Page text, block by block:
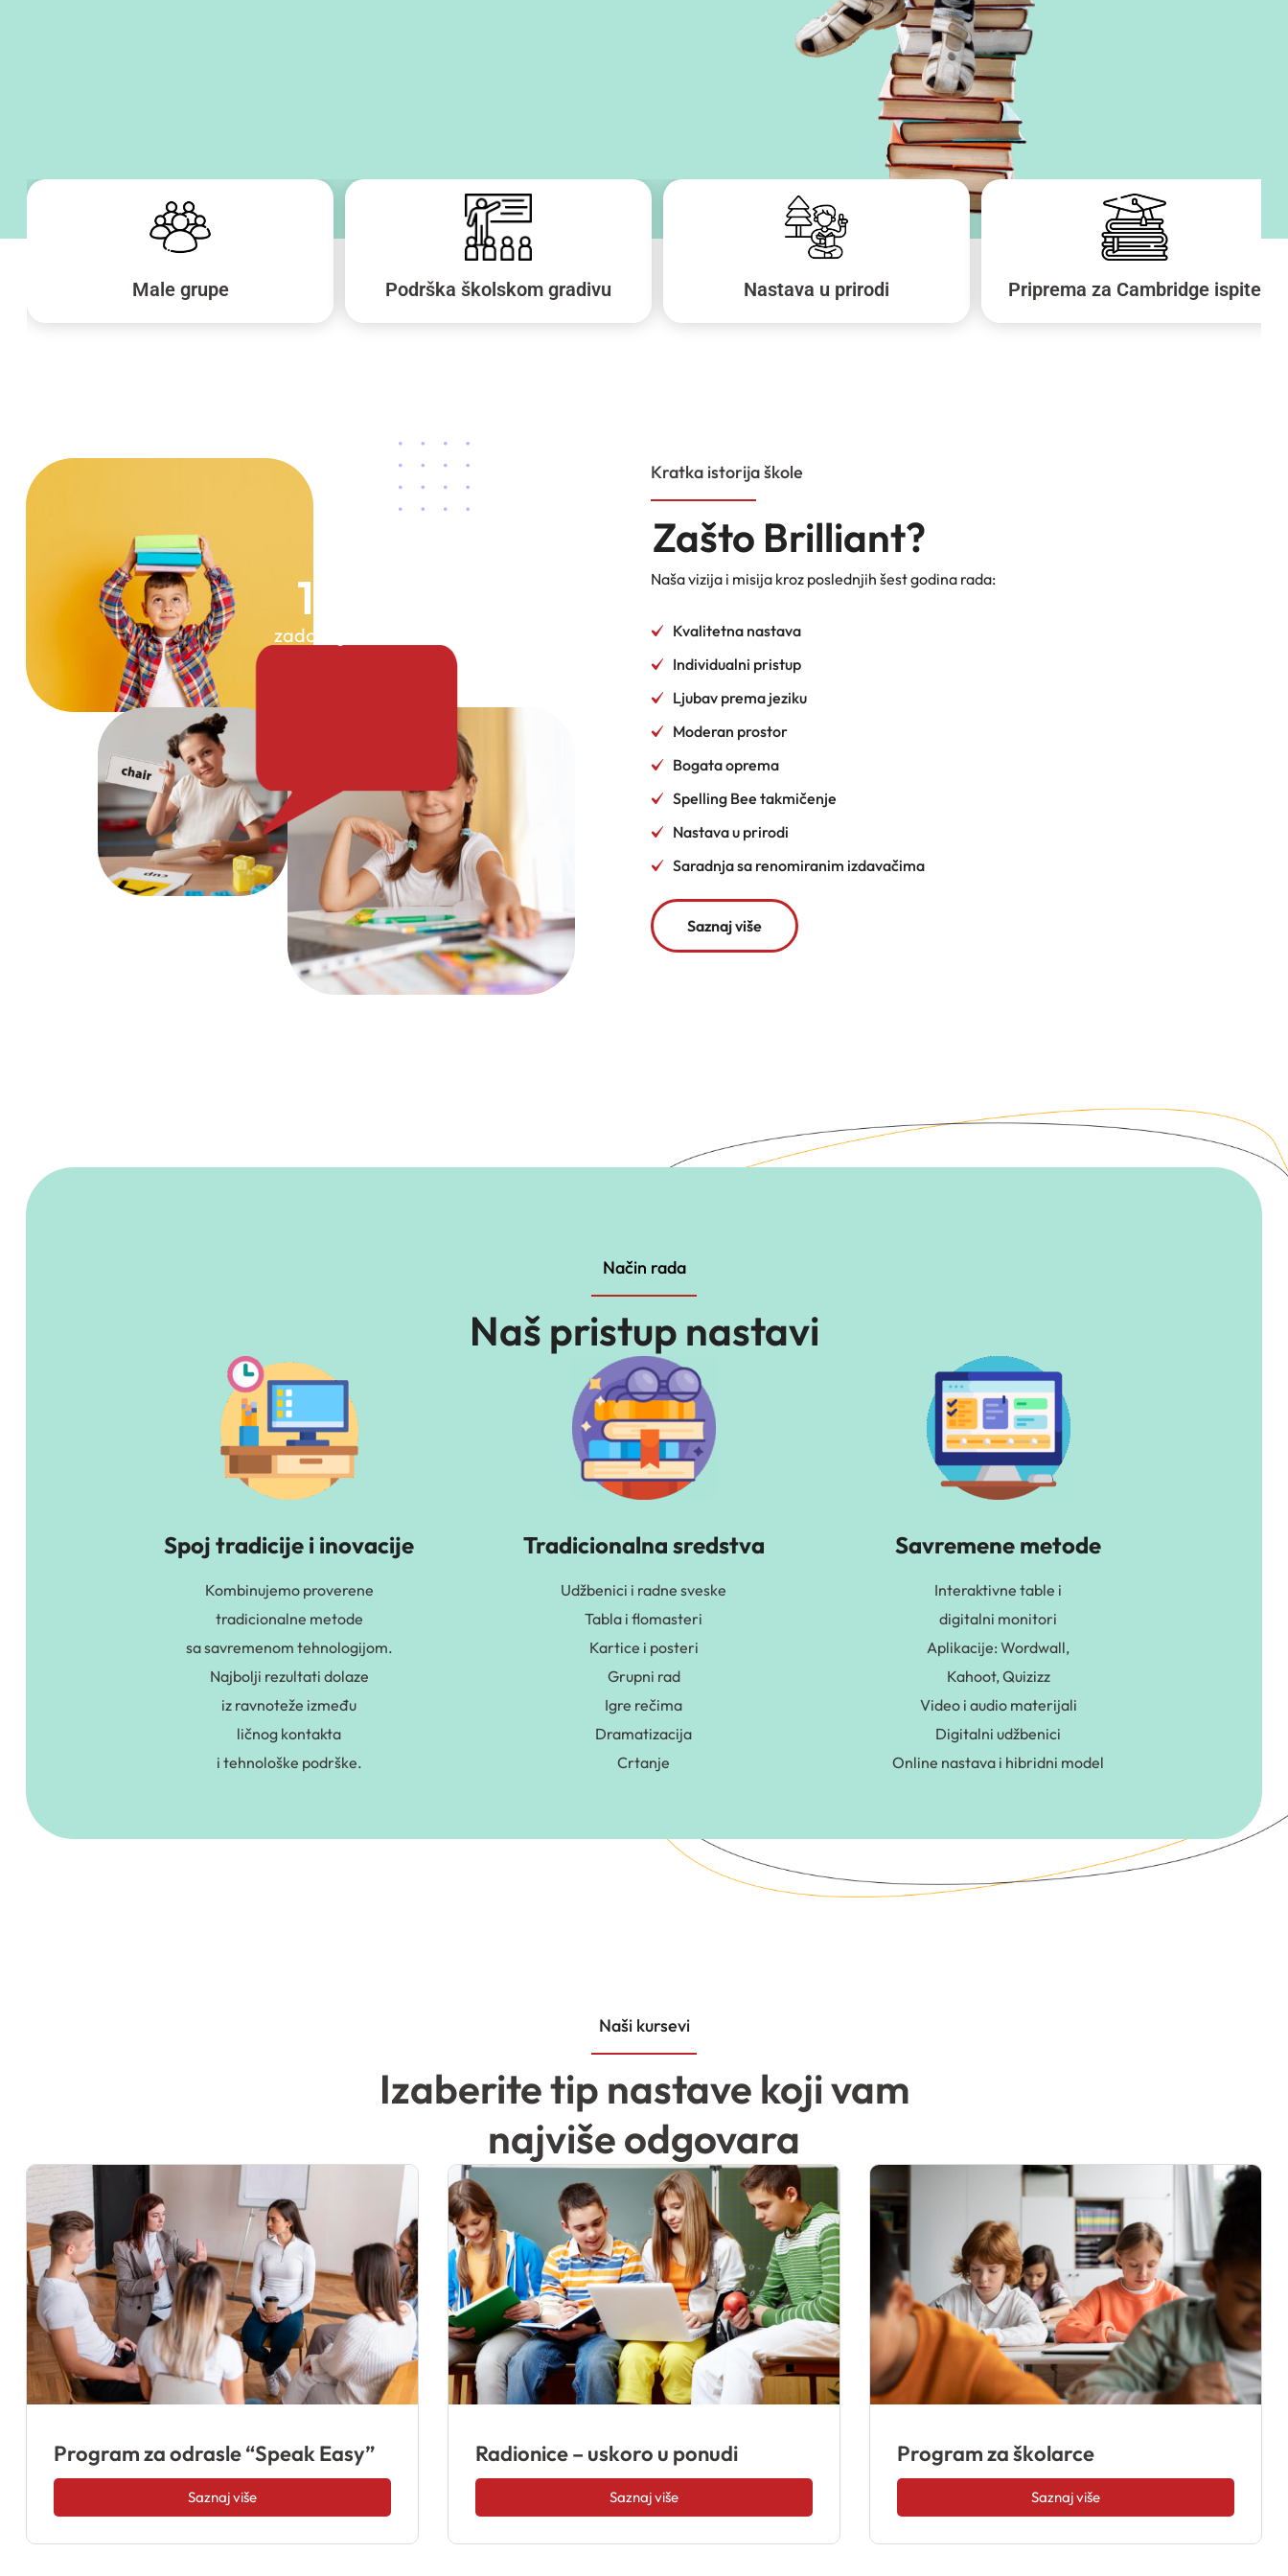
Male grupe Podrška školskom gradivu Nastava u prirodi Priprema za Cambridge ispite
1,500
zadovoljnih učenika
Kratka istorija škole
Zašto Brilliant?
Naša vizija i misija kroz poslednjih šest godina rada:
Kvalitetna nastava
Individualni pristup
Ljubav prema jeziku
Moderan prostor
Bogata oprema
Spelling Bee takmičenje
Nastava u prirodi
Saradnja sa renomiranim izdavačima
Saznaj više
Način rada
Naš pristup nastavi
Spoj tradicije i inovacije
Kombinujemo proverene
tradicionalne metode
sa savremenom tehnologijom.
Najbolji rezultati dolaze
iz ravnoteže između
ličnog kontakta
i tehnološke podrške.
Tradicionalna sredstva
Udžbenici i radne sveske
Tabla i flomasteri
Kartice i posteri
Grupni rad
Igre rečima
Dramatizacija
Crtanje
Savremene metode
Interaktivne table i
digitalni monitori
Aplikacije: Wordwall,
Kahoot, Quizizz
Video i audio materijali
Digitalni udžbenici
Online nastava i hibridni model
Naši kursevi
Izaberite tip nastave koji vam
najviše odgovara
Program za odrasle “Speak Easy”
Saznaj više
Radionice – uskoro u ponudi
Saznaj više
Program za školarce
Saznaj više